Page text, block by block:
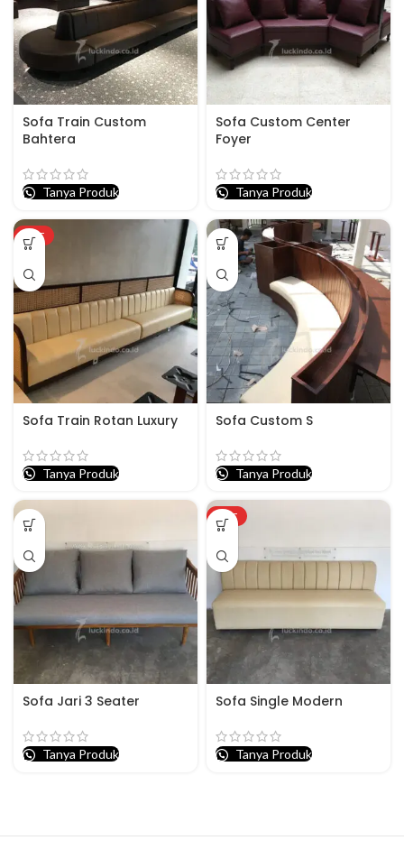
Sofa Train Custom
Bahtera
Tanya Produk
Sofa Custom Center
Foyer
Tanya Produk
HOT
Sofa Train Rotan Luxury
Tanya Produk
Sofa Custom S
Tanya Produk
Sofa Jari 3 Seater
Tanya Produk
HOT
Sofa Single Modern
Tanya Produk